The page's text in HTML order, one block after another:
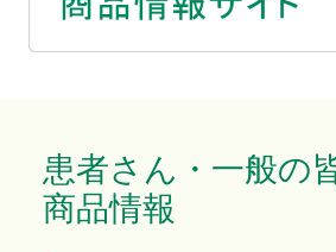
患者さん・一般の
商品情報